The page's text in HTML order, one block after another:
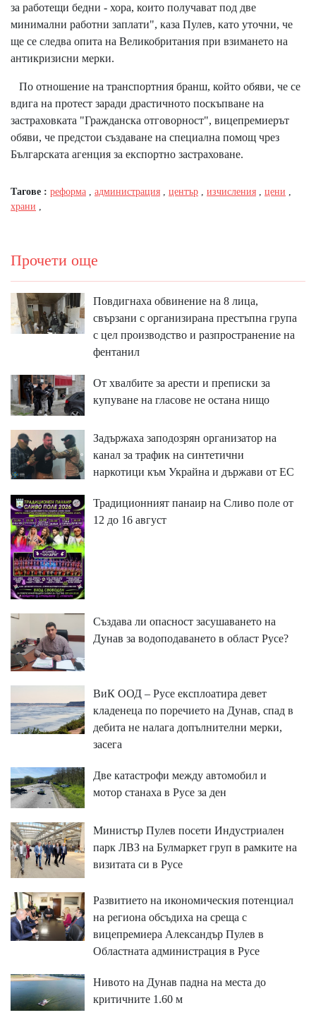
за работещи бедни - хора, които получават под две
минимални работни заплати", каза Пулев, като уточни, че
ще се следва опита на Великобритания при взимането на
антикризисни мерки.
По отношение на транспортния бранш, който обяви, че се
вдига на протест заради драстичното поскъпване на
застраховката "Гражданска отговорност", вицепремиерът
обяви, че предстои създаване на специална помощ чрез
Българската агенция за експортно застраховане.
Тагове : реформа администрация център изчисления цени
храни
Прочети още
Повдигнаха обвинение на 8 лица,
свързани с организирана престъпна група
с цел производство и разпространение на
фентанил
От хвалбите за арести и преписки за
купуване на гласове не остана нищо
Задържаха заподозрян организатор на
канал за трафик на синтетични
наркотици към Украйна и държави от ЕС
Традиционният панаир на Сливо поле от
12 до 16 август
Създава ли опасност засушаването на
Дунав за водоподаването в област Русе?
ВиК ООД – Русе експлоатира девет
кладенеца по поречието на Дунав, спад в
дебита не налага допълнителни мерки,
засега
Две катастрофи между автомобил и
мотор станаха в Русе за ден
Министър Пулев посети Индустриален
парк ЛВЗ на Булмаркет груп в рамките на
визитата си в Русе
Развитието на икономическия потенциал
на региона обсъдиха на среща с
вицепремиера Александър Пулев в
Областната администрация в Русе
Нивото на Дунав падна на места до
критичните 1.60 м